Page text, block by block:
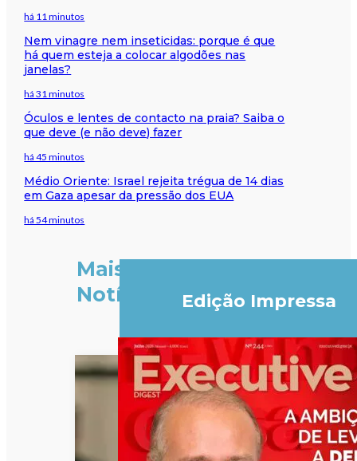
há 11 minutos
Nem vinagre nem inseticidas: porque é que
há quem esteja a colocar algodões nas
janelas?
há 31 minutos
Óculos e lentes de contacto na praia? Saiba o
que deve (e não deve) fazer
há 45 minutos
Médio Oriente: Israel rejeita trégua de 14 dias
em Gaza apesar da pressão dos EUA
há 54 minutos
Mais
Notícias
Edição Impressa